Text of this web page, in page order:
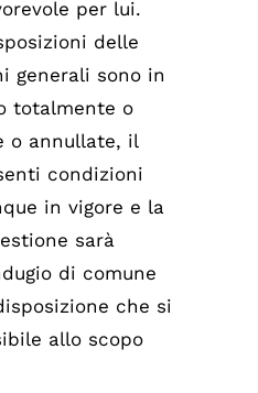
per lui.
delle
generali sono in
totalmente o
o annullate, il
condizioni
in vigore e la
sarà
di comune
che si
allo scopo